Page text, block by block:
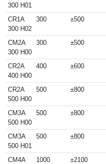
300 H01
CR1A
300 H02
300 ±500
CM2A
300 H00
300 ±500
CR2A
400 H00
400 ±600
CR2A
500 H00
500 ±800
CM3A
500 H00
500 ±800
CM3A
500 H01
500 ±800
CM4A
1000 ±2100